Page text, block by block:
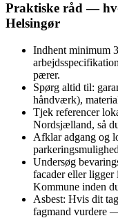
Praktiske råd —
Helsingør
Indhent minimum
pærer.
Spørg altid til:
håndværk),
Tjek referencer
Nordsjælland, så
Afklar adgang og
Undersøg
facader eller ligger
Kommune inden
Asbest: Hvis dit
fagmand vurdere